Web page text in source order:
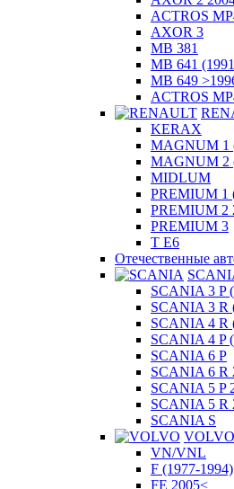
ACTROS
AXOR 3
MB 381
MB 641
MB 649
ACTROS
KERAX
MAGNUM 1
MAGNUM 2
MIDLUM
PREMIUM 1
PREMIUM 2
PREMIUM 3
T E6
Отечественные
SCANIA 3 P
SCANIA 3 R
SCANIA 4 R
SCANIA 4 P
SCANIA 6 P
SCANIA 6 R
SCANIA 5 P
SCANIA 5 R
SCANIA S
VOLVO
VN/VNL
F (1977-1994)
FE 2005<